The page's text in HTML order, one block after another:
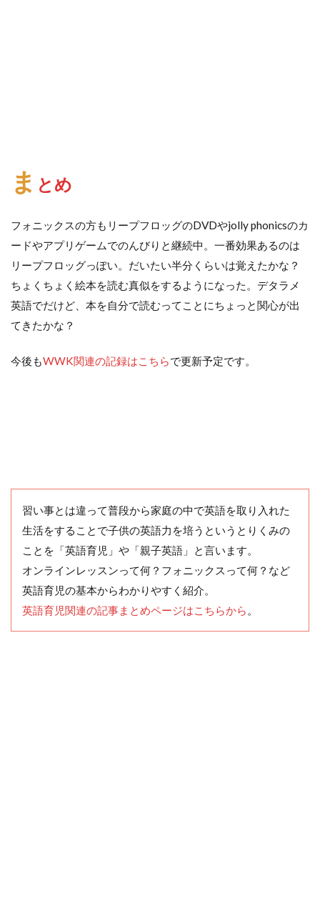
ま とめ
フォニックスの方もリープフロッグのDVDやjolly phonicsのカ
ードやアプリゲームでのんびりと継続中。一番効果あるのは
リープフロッグっぽい。だいたい半分くらいは覚えたかな？
ちょくちょく絵本を読む真似をするようになった。デタラメ
英語でだけど、本を自分で読むってことにちょっと関心が出
てきたかな？
今後もWWK関連の記録はこちらで更新予定です。
習い事とは違って普段から家庭の中で英語を取り入れた
生活をすることで子供の英語力を培うというとりくみの
ことを「英語育児」や「親子英語」と言います。
オンラインレッスンって何？フォニックスって何？など
英語育児の基本からわかりやすく紹介。
英語育児関連の記事まとめページはこちらから 。